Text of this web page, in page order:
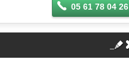
05 61 78 04 26